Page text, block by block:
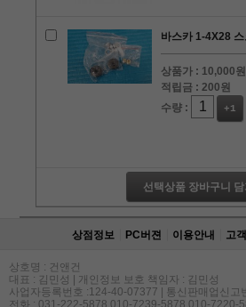
바스카 1-4X28
상품가 : 10,000원
적립금 :200원
수량 :
+1
선택상품 장바구니 담
상점정보 PC버젼 이용안내 고
상호명 : 건앤건
대표 : 김민성 | 개인정보 보호 책임자 : 김민성
사업자등록번호 :124-40-07377 | 통신판매업신고